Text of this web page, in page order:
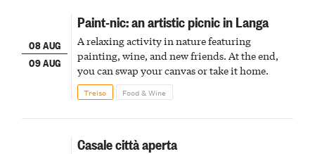
08 AUG
09 AUG
Paint-nic: an artistic picnic in Langa
A relaxing activity in nature featuring
painting, wine, and new friends. At the end,
you can swap your canvas or take it home.
Treiso Food & Wine
Casale città aperta